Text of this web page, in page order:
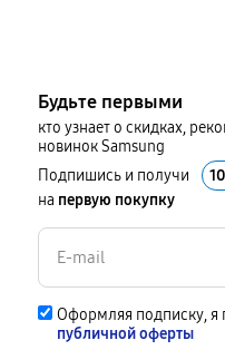
Будьте первыми
кто узнает о скидках,
новинок Samsung
Подпишись и получи
на первую покупку
Оформляя подписку, я
публичной оферты